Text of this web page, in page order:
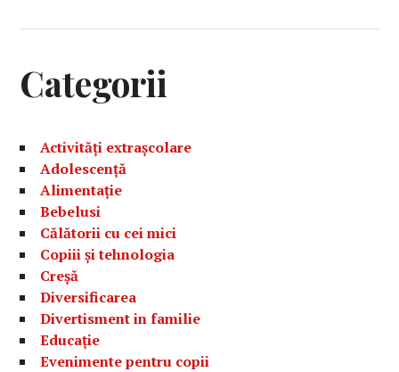
Categorii
Activități extrașcolare
Adolescență
Alimentație
Bebelusi
Călătorii cu cei mici
Copiii și tehnologia
Creșă
Diversificarea
Divertisment in familie
Educație
Evenimente pentru copii